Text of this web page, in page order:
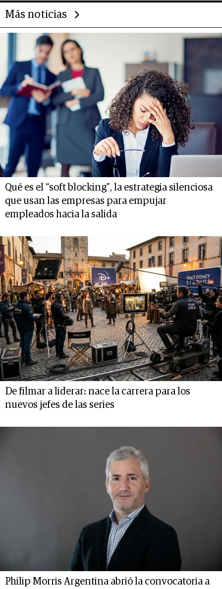
Más noticias
Qué es el “soft blocking”, la estrategia silenciosa
que usan las empresas para empujar
empleados hacia la salida
De filmar a liderar: nace la carrera para los
nuevos jefes de las series
Philip Morris Argentina abrió la convocatoria a